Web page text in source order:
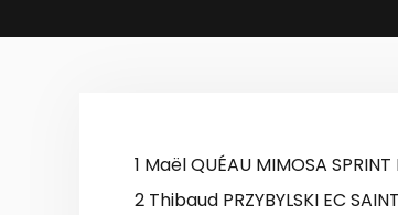
1 Maël QUÉAU MIMOSA SPRINT
2 Thibaud PRZYBYLSKI EC